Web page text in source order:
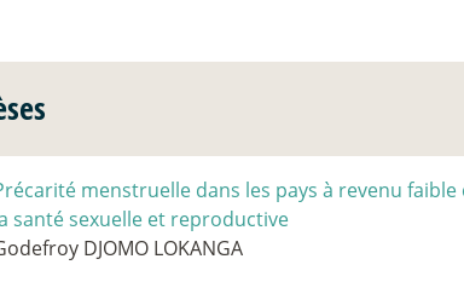
menstruelle dans les pays à revenu
santé sexuelle et reproductive
DJOMO LOKANGA